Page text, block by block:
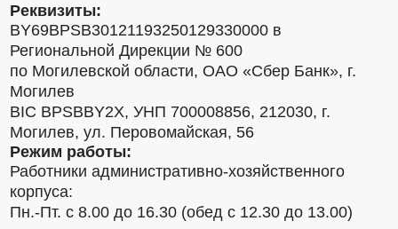
Реквизиты:
BY69BPSB30121193250129330000 в
Региональной Дирекции № 600
по Могилевской области, ОАО «Сбер Банк», г.
Могилев
BIC BPSBBY2X, УНП 700008856, 212030, г.
Могилев, ул. Перовомайская, 56
Режим работы:
Работники административно-хозяйственного
корпуса:
Пн.-Пт. с 8.00 до 16.30 (обед с 12.30 до 13.00)